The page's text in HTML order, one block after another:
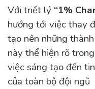
Với triết lý “1%
hướng tới việc thay
tạo nên những
này thể hiện rõ
việc sáng tạo đến
của toàn bộ đội ngũ